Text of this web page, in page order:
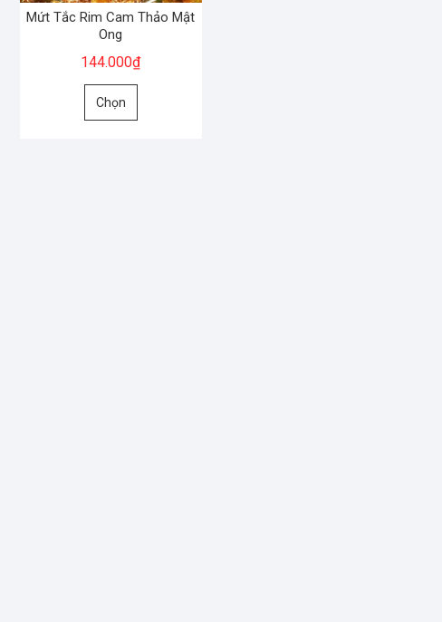
Mứt Tắc Rim Cam Thảo Mật
Ong
144.000₫
Chọn
Sản